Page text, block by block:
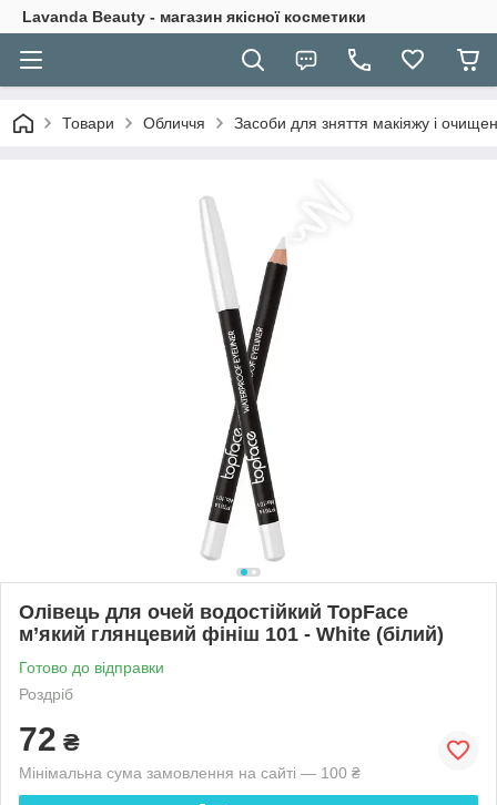
Lavanda Beauty - магазин якісної косметики
Товари Обличчя Засоби для зняття макіяжу і
Олівець для очей водостійкий TopFace
м’який глянцевий фініш 101 - White (білий)
Готово до відправки
Роздріб
72 ₴
Мінімальна сума замовлення на сайті — 100 ₴